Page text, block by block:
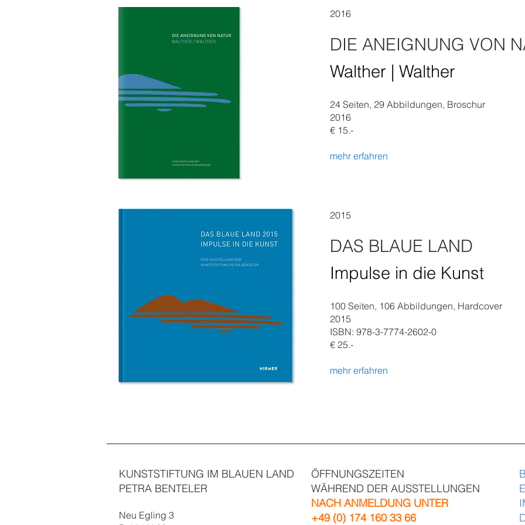
2016
DIE ANEIGNUNG VON
Walther | Walther
24 Seiten, 29 Abbildungen, Broschur
2016
€ 15.-
mehr erfahren
2015
DAS BLAUE LAND
Impulse in die Kunst
100 Seiten, 106 Abbildungen, Hardcover
2015
ISBN: 978-3-7774-2602-0
€ 25.-
mehr erfahren
KUNSTSTIFTUNG IM BLAUEN LAND
PETRA BENTELER
Neu Egling 3
ÖFFNUNGSZEITEN
WÄHREND DER AUSSTELLUNGEN
NACH ANMELDUNG UNTER
+49 (0) 174 160 33 66